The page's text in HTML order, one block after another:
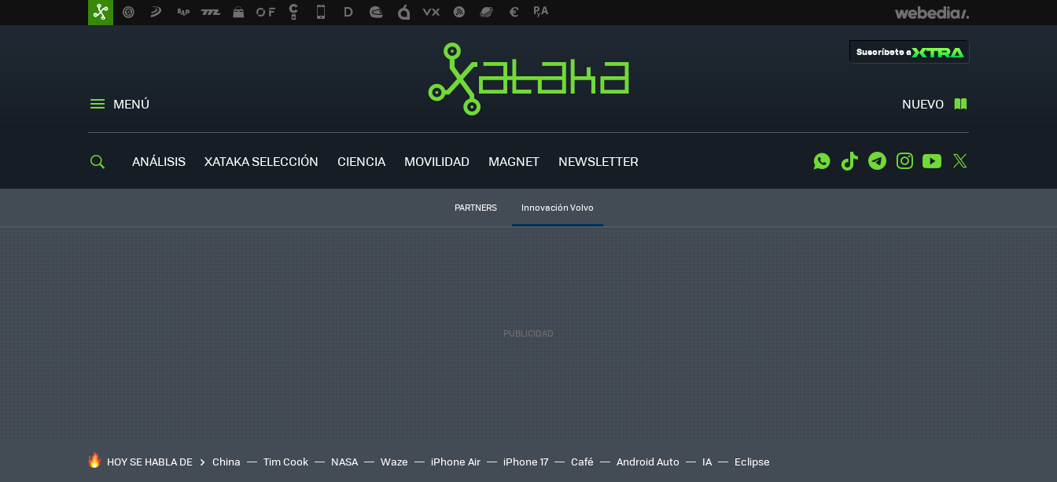
MENÚ NUEVO
Suscríbete a
ANÁLISIS XATAKA SELECCIÓN CIENCIA MOVILIDAD MAGNET NEWSLETTER WhatsApp
Tiktok TelegramInstagramYoutube
PARTNERS Innovación Volvo
HOY SE HABLA DE China Tim Cook NASA Waze iPhone Air iPhone 17 Café Android Auto IA Eclipse